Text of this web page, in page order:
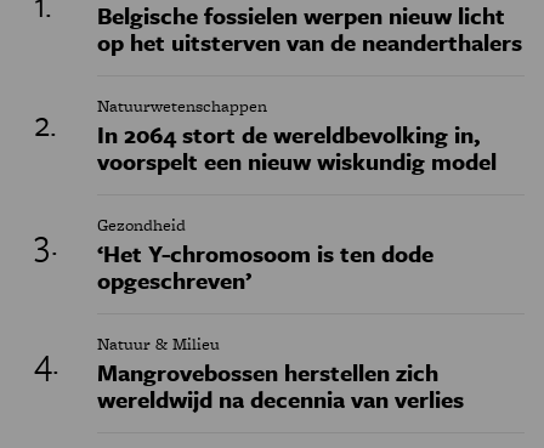
Belgische fossielen werpen nieuw licht
op het uitsterven van de neanderthalers
Natuurwetenschappen
In 2064 stort de wereldbevolking in,
voorspelt een nieuw wiskundig model
Gezondheid
‘Het Y-chromosoom is ten dode
opgeschreven’
Natuur & Milieu
Mangrovebossen herstellen zich
wereldwijd na decennia van verlies